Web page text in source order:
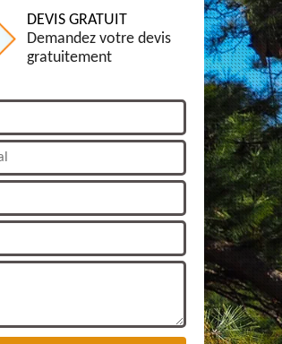
DEVIS GRATUIT
Demandez votre devis
gratuitement